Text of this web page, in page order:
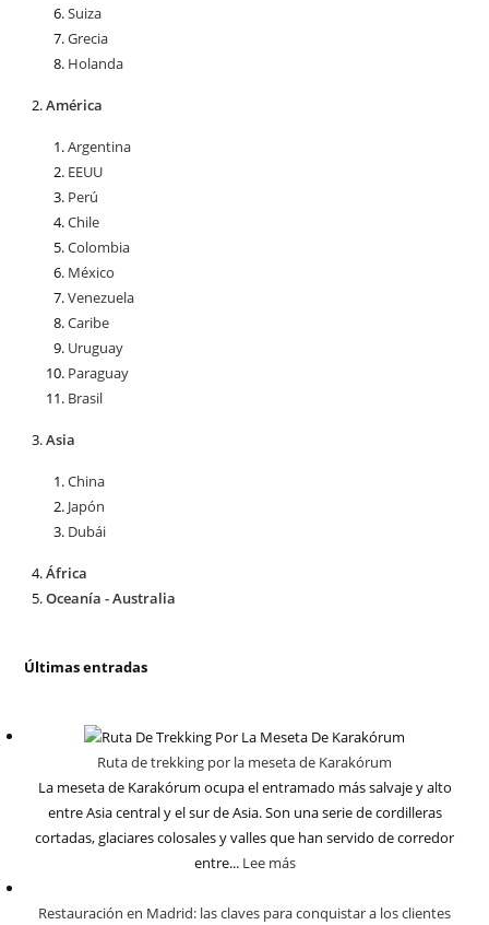
Suiza
Grecia
Holanda
América
Argentina
EEUU
Perú
Chile
Colombia
México
Venezuela
Caribe
Uruguay
Paraguay
Brasil
Asia
China
Japón
Dubái
África
Oceanía - Australia
Últimas entradas
Ruta de trekking por la meseta de Karakórum
La meseta de Karakórum ocupa el entramado más salvaje y alto
entre Asia central y el sur de Asia. Son una serie de cordilleras
cortadas, glaciares colosales y valles que han servido de corredor
entre... Lee más
Restauración en Madrid: las claves para conquistar a los clientes